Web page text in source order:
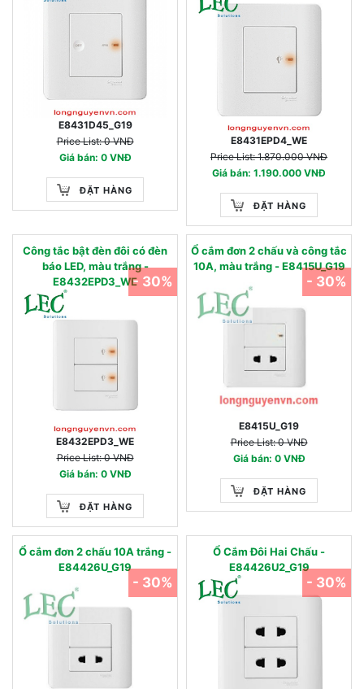
E8431D45_G19
Price List: 0 VNĐ
Giá bán: 0 VNĐ
ĐẶT HÀNG
E8431EPD4_WE
Price List: 1.870.000 VNĐ
Giá bán: 1.190.000 VNĐ
ĐẶT HÀNG
Công tắc bật đèn đôi có đèn
báo LED, màu trắng -
E8432EPD3_WE
E8432EPD3_WE
Price List: 0 VNĐ
Giá bán: 0 VNĐ
ĐẶT HÀNG
- 30%
Ổ cắm đơn 2 chấu và công tắc
10A, màu trắng - E8415U_G19
E8415U_G19
Price List: 0 VNĐ
Giá bán: 0 VNĐ
ĐẶT HÀNG
- 30%
Ổ cắm đơn 2 chấu 10A trắng -
E84426U_G19
- 30%
Ổ Cắm Đôi Hai Chấu -
E84426U2_G19
- 30%